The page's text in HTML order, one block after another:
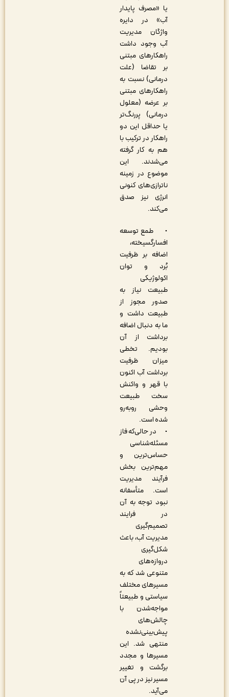
یا «مصرف پایدار
آب» در دایره
واژگان مدیریت
آب وجود داشت
راهکارهای مبتنی
بر تقاضا (علت
درمانی) نسبت به
راهکارهای مبتنی
بر عرضه (معلول
درمانی) پررنگ‌تر
یا حداقل این دو
راهکار در ترکیب با
هم به کار گرفته
می‌شدند. این
موضوع در زمینه
ناترازی‌های کنونی
انرژی نیز صدق
• طمع توسعه
افسارگسیخته،
اضافه بر ظرفیت
بُرد و توان
اکولوژیکی
طبیعت نیاز به
صدور مجوز از
طبیعت داشت و
ما به دنبال اضافه
برداشت از آن
بودیم. تخطی
میزان ظرفیت
برداشت آب اکنون
با قهر و واکنش
سخت طبیعت
وحشی روبه‌رو
شده است.
• در حالی‌که فاز
مسئله‌شناسی
حساس‌ترین و
مهم‌ترین بخش
فرآیند مدیریت
است. متأسفانه
نبود توجه به آن
در فرایند
تصمیم‌گیری
مدیریت آب، باعث
شکل‌گیری
دروازه‌های
متنوعی شد که به
مسیرهای مختلف
سیاستی و طبیعتاً
مواجه‌شدن با
چالش‌های
پیش‌بینی‌نشده
منتهی شد. این
مسیرها و مجدد
برگشت و تغییر
مسیر نیز در پی آن